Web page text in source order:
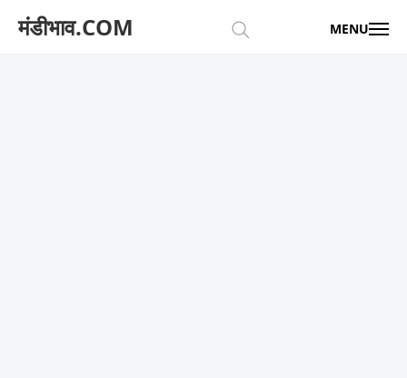
मंडीभाव.COM MENU